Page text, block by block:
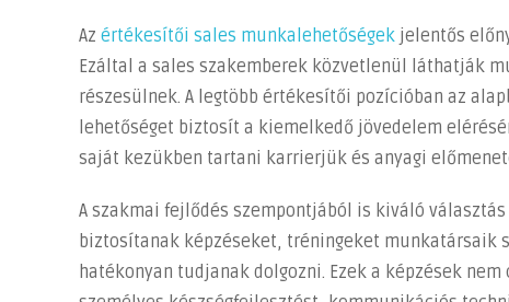
Az értékesítői sales munkalehetőségek jelentős
Ezáltal a sales szakemberek közvetlenül láthatják
részesülnek. A legtöbb értékesítői pozícióban az
lehetőséget biztosít a kiemelkedő jövedelem
saját kezükben tartani karrierjük és anyagi
A szakmai fejlődés szempontjából is kiváló
biztosítanak képzéseket, tréningeket munkatársaik
hatékonyan tudjanak dolgozni. Ezek a képzések